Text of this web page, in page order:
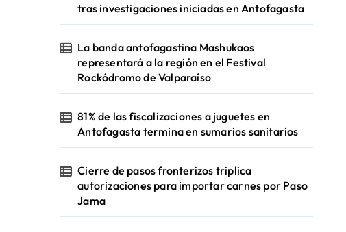
tras investigaciones iniciadas en Antofagasta
La banda antofagastina Mashukaos
representará a la región en el Festival
Rockódromo de Valparaíso
81% de las fiscalizaciones a juguetes en
Antofagasta termina en sumarios sanitarios
Cierre de pasos fronterizos triplica
autorizaciones para importar carnes por Paso
Jama